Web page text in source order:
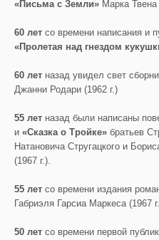
«Письма с Земли» Марка Твена
60 лет со времени написания и
«Пролетая над гнездом
60 лет назад увидел свет
Джанни Родари (1962 г.)
55 лет назад были написаны
и «Сказка о Тройке» братьев
Натановича Стругацкого и
(1967 г.).
55 лет со времени издания
Габриэля Гарсиа Маркеса (1967
50 лет со времени первой